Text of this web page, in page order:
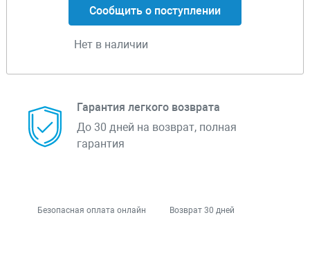
Сообщить о поступлении
Нет в наличии
Гарантия легкого возврата
До 30 дней на возврат, полная
гарантия
Безопасная оплата онлайн Возврат 30 дней